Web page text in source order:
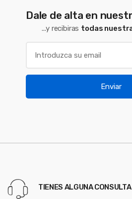
Dale de alta en
...y recibiras todas
Enviar
TIENES ALGUNA